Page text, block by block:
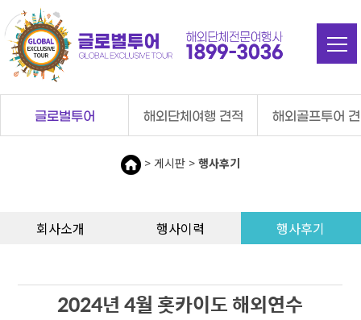
탑메뉴 바로가기
본문 바로가기
글로벌투어 해외단체여행 견적 해외골프투어
> 게시판 > 행사후기
회사소개 행사이력 행사후기
2024년 4월 홋카이도 해외연수